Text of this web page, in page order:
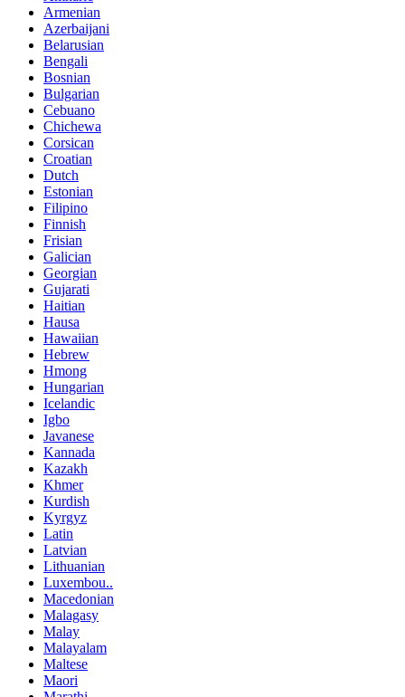
Armenian
Azerbaijani
Belarusian
Bengali
Bosnian
Bulgarian
Cebuano
Chichewa
Corsican
Croatian
Dutch
Estonian
Filipino
Finnish
Frisian
Galician
Georgian
Gujarati
Haitian
Hausa
Hawaiian
Hebrew
Hmong
Hungarian
Icelandic
Igbo
Javanese
Kannada
Kazakh
Khmer
Kurdish
Kyrgyz
Latin
Latvian
Lithuanian
Luxembou..
Macedonian
Malagasy
Malay
Malayalam
Maltese
Maori